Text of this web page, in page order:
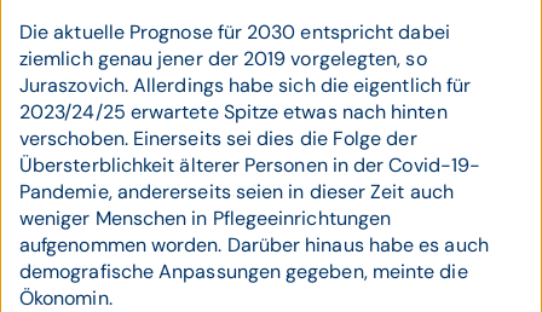
Die aktuelle Prognose für 2030 entspricht dabei
ziemlich genau jener der 2019 vorgelegten, so
Juraszovich. Allerdings habe sich die eigentlich für
2023/24/25 erwartete Spitze etwas nach hinten
verschoben. Einerseits sei dies die Folge der
Übersterblichkeit älterer Personen in der Covid-19-
Pandemie, andererseits seien in dieser Zeit auch
weniger Menschen in Pflegeeinrichtungen
aufgenommen worden. Darüber hinaus habe es auch
demografische Anpassungen gegeben, meinte die
Ökonomin.